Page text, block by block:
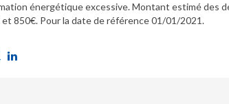
énergétique excessive. Montant estimé des
850€. Pour la date de référence 01/01/2021.